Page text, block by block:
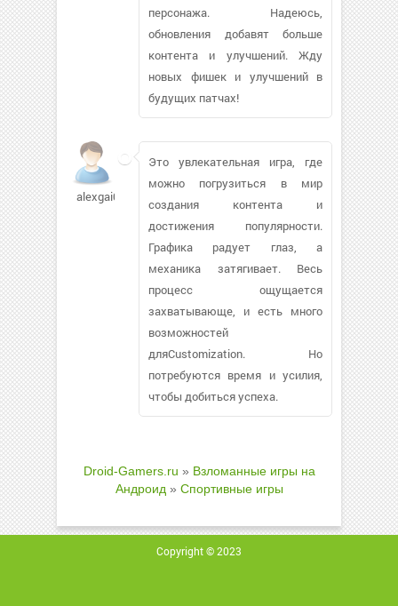
персонажа. Надеюсь,
обновления добавят больше
контента и улучшений. Жду
новых фишек и улучшений в
будущих патчах!
alexgai08638
Это увлекательная игра, где
можно погрузиться в мир
создания контента и
достижения популярности.
Графика радует глаз, а
механика затягивает. Весь
процесс ощущается
захватывающе, и есть много
возможностей
дляCustomization. Но
потребуются время и усилия,
чтобы добиться успеха.
Droid-Gamers.ru » Взломанные игры на
Андроид » Спортивные игры
Copyright © 2023